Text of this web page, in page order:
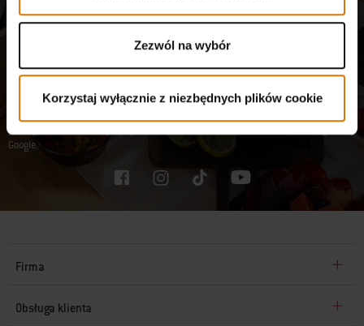
Zezwól na wybór
Korzystaj wyłącznie z niezbędnych plików cookie
danych, które podałem podczas rejestracji konta oraz analizować i wchodzić w
interakcję z Newsletterem za pomocą narzędzi śledzących. Możesz wycofać swoją
wypisz się z newslettera
naszegoformularza kontaktowego. Więcej szczegółów znajdziesz w naszejpolityce
Google.
Firma
Obsługa klienta